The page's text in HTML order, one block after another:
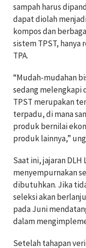
sampah harus
dapat diolah
kompos dan
sistem TPST, hanya
TPA.
“Mudah-mudahan
sedang melengkapi
TPST merupakan
terpadu, di mana
produk bernilai
produk lainnya,”
Saat ini, jajaran
menyempurnakan
dibutuhkan. Jika
seleksi akan
pada Juni
dalam
Setelah tahapan